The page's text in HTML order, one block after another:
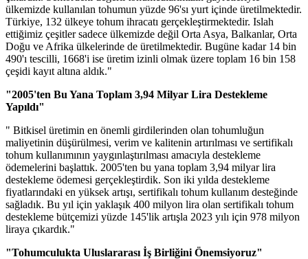
ülkemizde kullanılan tohumun yüzde 96'sı yurt içinde üretilmektedir.
Türkiye, 132 ülkeye tohum ihracatı gerçekleştirmektedir. Islah
ettiğimiz çeşitler sadece ülkemizde değil Orta Asya, Balkanlar, Orta
Doğu ve Afrika ülkelerinde de üretilmektedir. Bugüne kadar 14 bin
490'ı tescilli, 1668'i ise üretim izinli olmak üzere toplam 16 bin 158
çeşidi kayıt altına aldık."
"2005'ten Bu Yana Toplam 3,94 Milyar Lira Destekleme
Yapıldı"
" Bitkisel üretimin en önemli girdilerinden olan tohumluğun
maliyetinin düşürülmesi, verim ve kalitenin artırılması ve sertifikalı
tohum kullanımının yaygınlaştırılması amacıyla destekleme
ödemelerini başlattık. 2005'ten bu yana toplam 3,94 milyar lira
destekleme ödemesi gerçekleştirdik. Son iki yılda destekleme
fiyatlarındaki en yüksek artışı, sertifikalı tohum kullanım desteğinde
sağladık. Bu yıl için yaklaşık 400 milyon lira olan sertifikalı tohum
destekleme bütçemizi yüzde 145'lik artışla 2023 yılı için 978 milyon
liraya çıkardık."
"Tohumculukta Uluslararası İş Birliğini Önemsiyoruz"